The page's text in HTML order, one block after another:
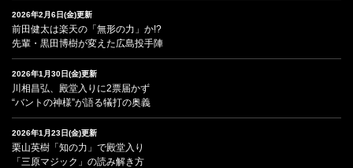
2026年2月6日(金)更新
前田健太は楽天の「無形の力」か!?
先輩・黒田博樹が変えた広島投手陣
2026年1月30日(金)更新
川相昌弘、殿堂入りに2票届かず
“バントの神様”が語る犠打の奥義
2026年1月23日(金)更新
栗山英樹「知の力」で殿堂入り
「三原マジック」の読み解き方